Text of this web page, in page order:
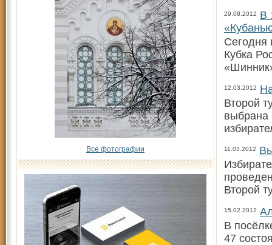
Все фотографии
29.08.2012
В
Сегодня
Кубка
12.03.2012
Второй
выбрана
11.03.2012
Второй
15.02.2012
В
47